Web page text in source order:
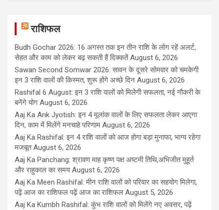
राशिफल
Budh Gochar 2026: 16 अगस्त तक इन तीन राशि के लोग रहें अलर्ट,
सेहत और काम को लेकर बढ़ सकती हैं दिक्कतें August 6, 2026
Sawan Second Somwar 2026: सावन के दूसरे सोमवार को चमकेगी
इन 3 राशि वालों की किस्मत, शुरू होंगे अच्छे दिन August 6, 2026
Rashifal 6 August: इन 3 राशि वालों को मिलेगी सफलता, नई नौकरी के
बनेंगे योग August 6, 2026
Aaj Ka Ank Jyotish: इन 4 मूलांक वालों के लिए सफलता लेकर आएगा
दिन, काम में मिलेंगे मनचाहे परिणाम August 6, 2026
Aaj Ka Rashifal: इन 4 राशि वालों को आज होगा बड़ा मुनाफा, भाग्य रहेगा
मजबूत August 6, 2026
Aaj Ka Panchang: श्रावण माह कृष्ण पक्ष अष्टमी तिथि,अभिजीत मुहूर्त
और राहुकाल का समय August 6, 2026
Aaj Ka Meen Rashifal: मीन राशि वालों को परिवार का सहयोग मिलेगा,
पढ़ें आज का राशिफल पढ़ें आज का राशिफल August 5, 2026
Aaj Ka Kumbh Rashifal: कुंभ राशि वालों को मिलेंगे नए अवसर, पढ़ें